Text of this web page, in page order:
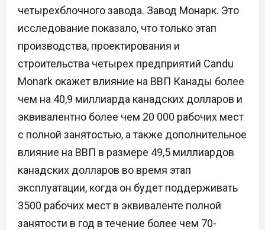
четырехблочного завода. Завод Монарк. Это
исследование показало, что только этап
производства, проектирования и
строительства четырех предприятий Candu
Monark окажет влияние на ВВП Канады более
чем на 40,9 миллиарда канадских долларов и
эквивалентно более чем 20 000 рабочих мест
с полной занятостью, а также дополнительное
влияние на ВВП в размере 49,5 миллиардов
канадских долларов во время этап
эксплуатации, когда он будет поддерживать
3500 рабочих мест в эквиваленте полной
занятости в год в течение более чем 70-